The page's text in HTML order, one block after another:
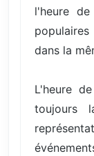
l'heure
dans la
L'heure
toujours